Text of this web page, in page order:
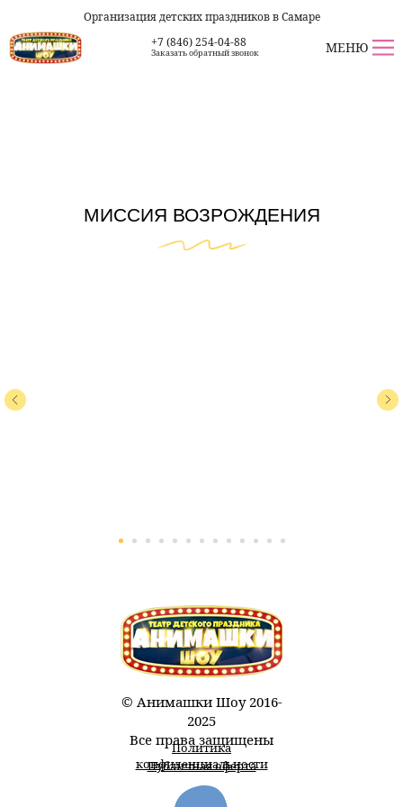
Организация детских праздников в Самаре
+7 (846) 254-04-88
Заказать обратный звонок МЕНЮ
МИССИЯ ВОЗРОЖДЕНИЯ
© Анимашки Шоу 2016-
2025
Все права защищены
Публичная оферта
Политика
конфиденциальности